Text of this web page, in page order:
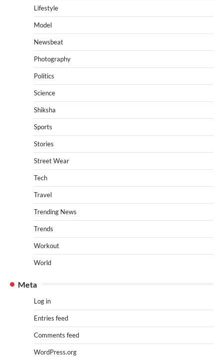
Lifestyle
Model
Newsbeat
Photography
Politics
Science
Shiksha
Sports
Stories
Street Wear
Tech
Travel
Trending News
Trends
Workout
World
Meta
Log in
Entries feed
Comments feed
WordPress.org